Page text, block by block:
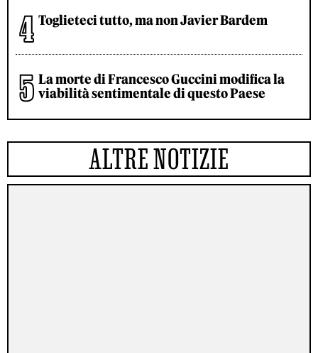
Toglieteci tutto, ma non Javier Bardem
La morte di Francesco Guccini modifica la
viabilità sentimentale di questo Paese
ALTRE NOTIZIE